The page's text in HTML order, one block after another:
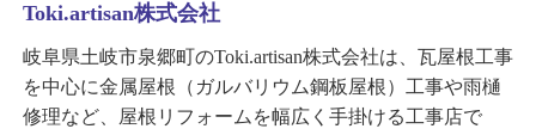
Toki.artisan株式会社
岐阜県土岐市泉郷町のToki.artisan株式会社は、瓦屋根工事
を中心に金属屋根（ガルバリウム鋼板屋根）工事や雨樋
修理など、屋根リフォームを幅広く手掛ける工事店で